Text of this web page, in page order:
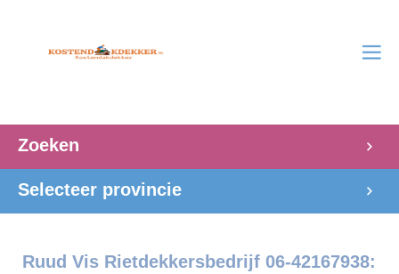
Zoeken
Selecteer provincie
Ruud Vis Rietdekkersbedrijf 06-42167938: